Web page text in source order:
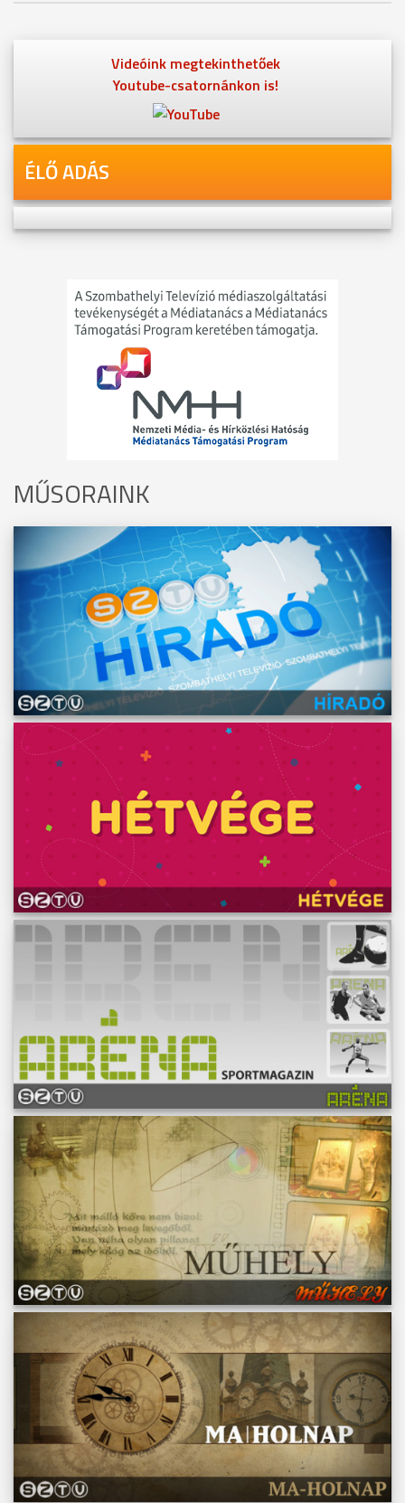
Videóink megtekinthetőek
Youtube-csatornánkon is!
ÉLŐ ADÁS
MŰSORAINK